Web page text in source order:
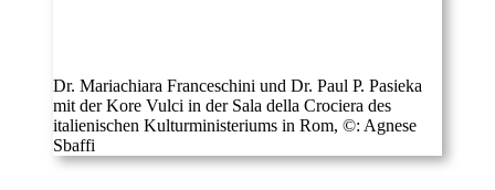
Dr. Mariachiara Franceschini und Dr. Paul P. Pasieka
mit der Kore Vulci in der Sala della Crociera des
italienischen Kulturministeriums in Rom, ©: Agnese
Sbaffi